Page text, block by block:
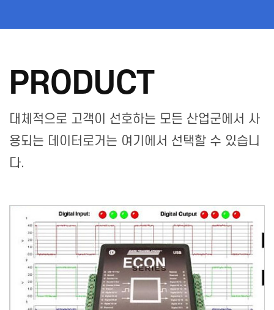
PRODUCT
대체적으로 고객이 선호하는 모든 산업군에서 사
용되는 데이터로거는 여기에서 선택할 수 있습니
다.